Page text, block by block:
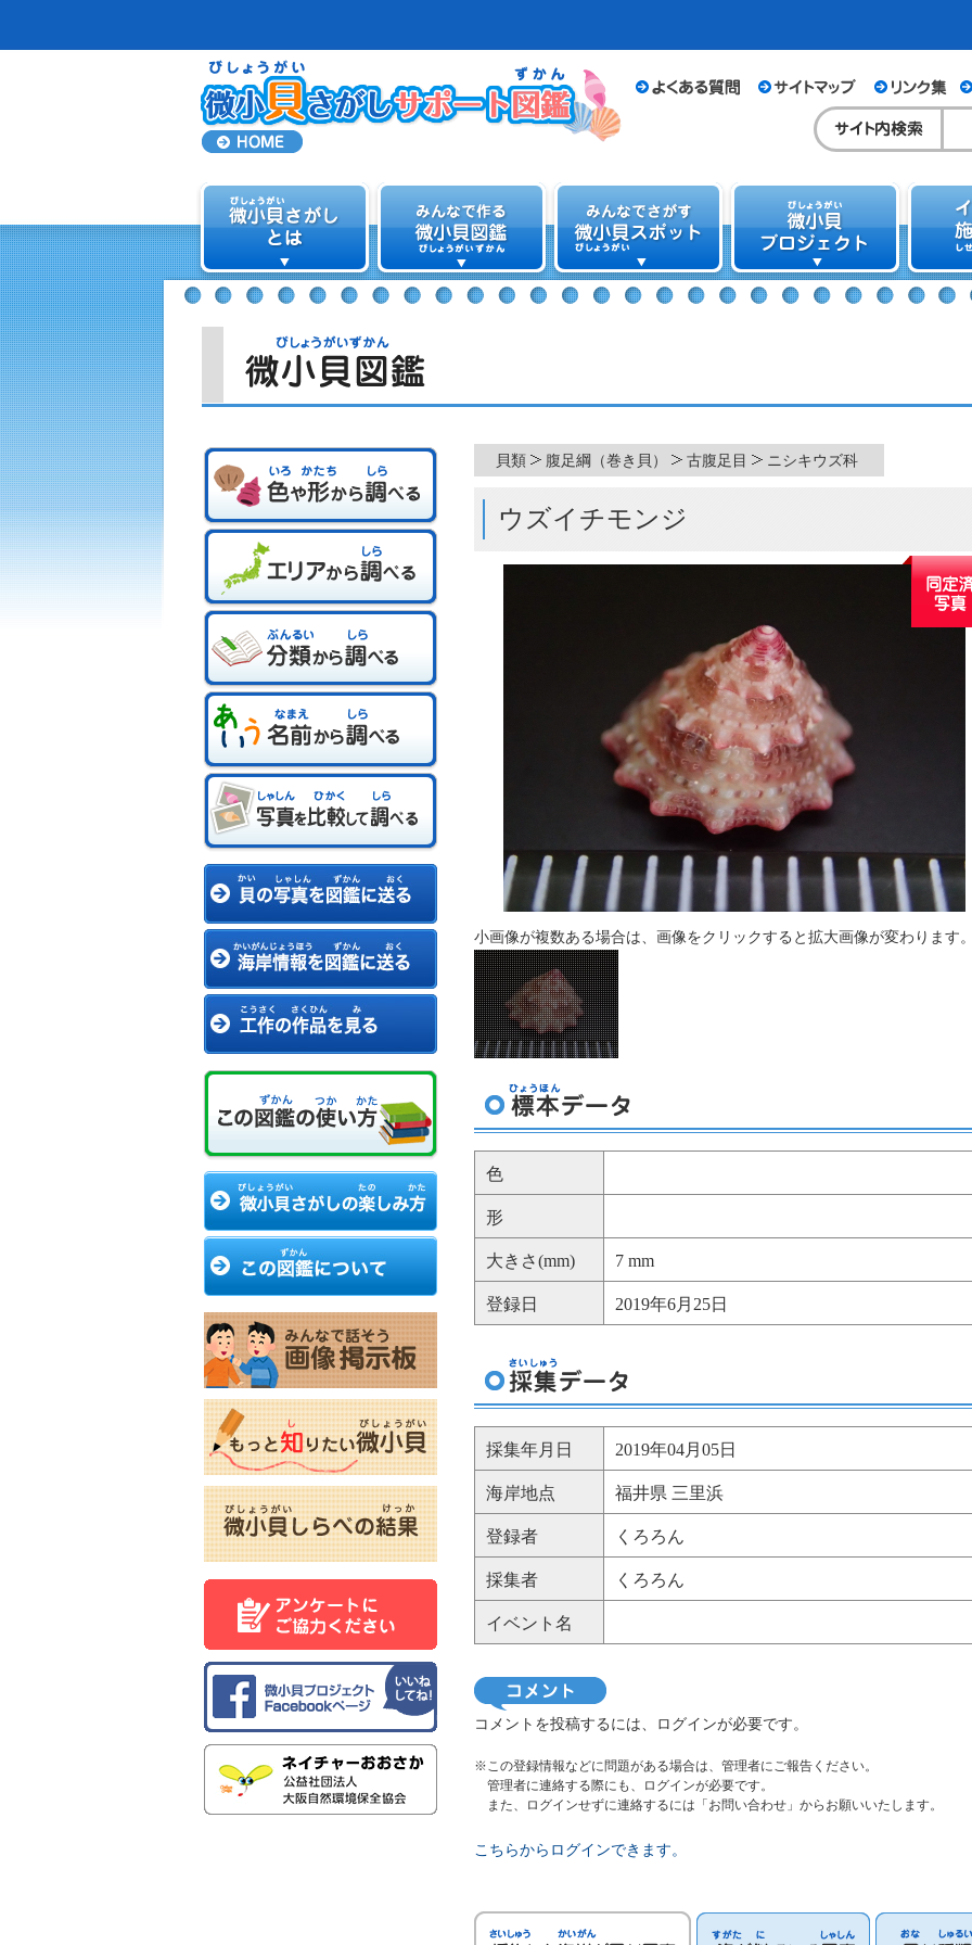
貝類 腹足綱（巻き貝） 古腹足目 ニシキウズ科
ウズイチモンジ
小画像が複数ある場合は、画像をクリックすると拡大画像が変わります
色
形
大きさ(mm) 7 mm
登録日 2019年6月25日
採集年月日 2019年04月05日
海岸地点 福井県 三里浜
登録者 くろろん
採集者 くろろん
イベント名
コメントを投稿するには、ログインが必要です。
※この登録情報などに問題がある場合は、管理者にご報告ください。
管理者に連絡する際にも、ログインが必要です。
また、ログインせずに連絡するには「お問い合わせ」からお願いいたします。
こちらからログインできます。